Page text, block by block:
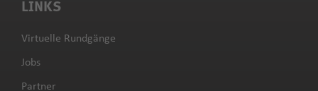
LINKS
Virtuelle Rundgänge
Jobs
Partner